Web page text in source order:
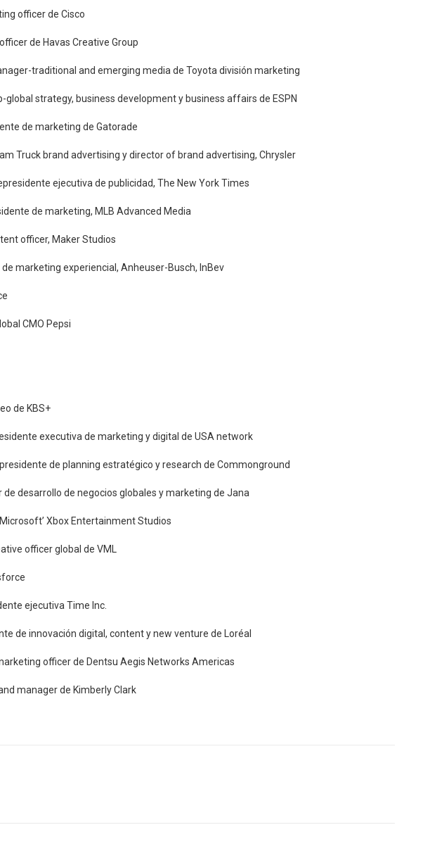
officer de Cisco
de Havas Creative Group
traditional and emerging media de Toyota división marketing
global strategy, business development y business affairs de ESPN
de marketing de Gatorade
Truck brand advertising y director of brand advertising, Chrysler
ejecutiva de publicidad, The New York Times
de marketing, MLB Advanced Media
officer, Maker Studios
marketing experiencial, Anheuser-Busch, InBev
CMO Pepsi
de KBS+
executiva de marketing y digital de USA network
de planning estratégico y research de Commonground
de desarrollo de negocios globales y marketing de Jana
Xbox Entertainment Studios
officer global de VML
ejecutiva Time Inc.
de innovación digital, content y new venture de Loréal
officer de Dentsu Aegis Networks Americas
manager de Kimberly Clark